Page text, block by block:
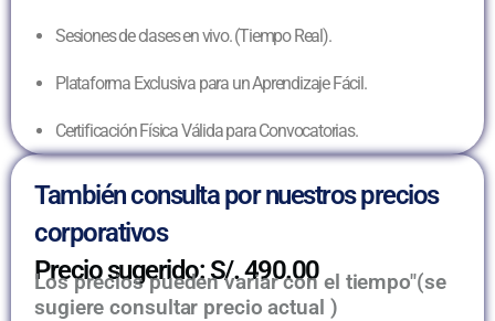
Sesiones de clases en vivo. (Tiempo Real).
Plataforma Exclusiva para un Aprendizaje Fácil.
Certificación Física Válida para Convocatorias.
También consulta por nuestros precios
corporativos
Precio sugerido: S/. 490.00
Los precios pueden variar con el tiempo"(se
sugiere consultar precio actual )